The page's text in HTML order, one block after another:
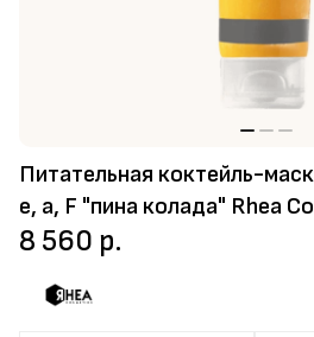
Питательная коктейль-
е, а, F "пина колада" Rhea
8 560 р.